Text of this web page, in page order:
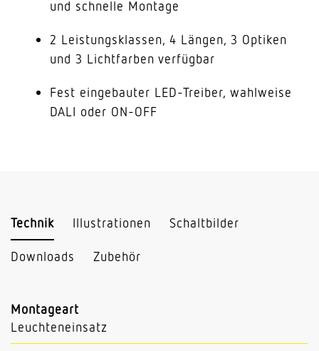
und schnelle Montage
2 Leistungsklassen, 4 Längen, 3 Optiken
und 3 Lichtfarben verfügbar
Fest eingebauter LED-Treiber, wahlweise
DALI oder ON-OFF
Technik Illustrationen Schaltbilder
Downloads Zubehör
Montageart
Leuchteneinsatz